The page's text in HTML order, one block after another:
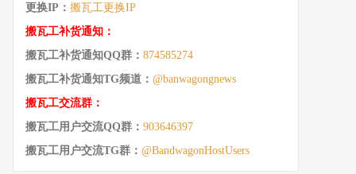
更换IP： 搬瓦工更换IP
搬瓦工补货通知：
搬瓦工补货通知QQ群： 874585274
搬瓦工补货通知TG频道： @banwagongnews
搬瓦工交流群：
搬瓦工用户交流QQ群： 903646397
搬瓦工用户交流TG群： @BandwagonHostUsers